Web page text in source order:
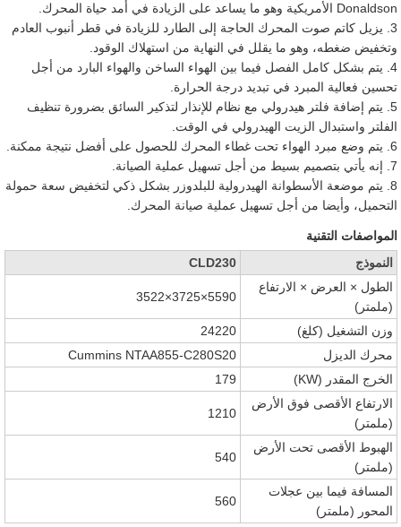
Donaldson الأمريكية وهو ما يساعد على الزيادة في أمد حياة المحرك.
3. يزيل كاتم صوت المحرك الحاجة إلى الطارد للزيادة في قطر أنبوب العادم
وتخفيض ضغطه، وهو ما يقلل في النهاية من استهلاك الوقود.
4. يتم بشكل كامل الفصل فيما بين الهواء الساخن والهواء البارد من أجل
تحسين فعالية المبرد في تبديد درجة الحرارة.
5. يتم إضافة فلتر هيدرولي مع نظام للإنذار لتذكير السائق بضرورة تنظيف
الفلتر واستبدال الزيت الهيدرولي في الوقت.
6. يتم وضع مبرد الهواء تحت غطاء المحرك للحصول على أفضل نتيجة ممكنة.
7. إنه يأتي بتصميم بسيط من أجل تسهيل عملية الصيانة.
8. يتم موضعة الأسطوانة الهيدرولية للبلدوزر بشكل ذكي لتخفيض سعة حمولة
التحميل، وأيضا من أجل تسهيل عملية صيانة المحرك.
المواصفات التقنية
النموذج
CLD230
الطول × العرض × الارتفاع
(ملمتر)
5590×3725×3522
وزن التشغيل (كلغ)
24220
محرك الديزل
Cummins NTAA855-C280S20
الخرج المقدر (KW)
179
الارتفاع الأقصى فوق الأرض
(ملمتر)
1210
الهبوط الأقصى تحت الأرض
(ملمتر)
540
المسافة فيما بين عجلات
المحور (ملمتر)
560